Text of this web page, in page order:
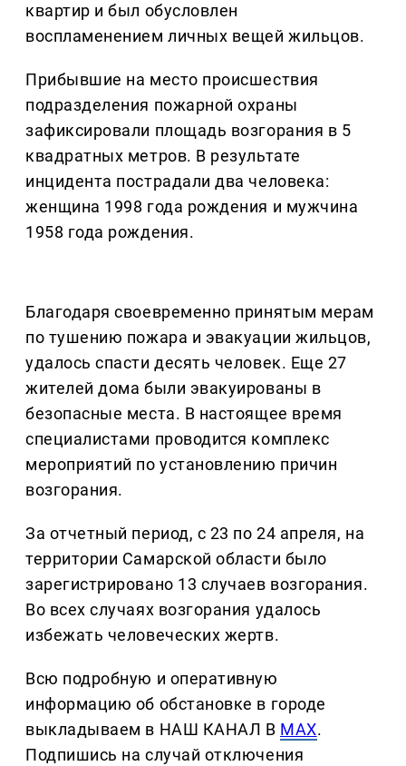
квартир и был обусловлен
воспламенением личных вещей жильцов.
Прибывшие на место происшествия
подразделения пожарной охраны
зафиксировали площадь возгорания в 5
квадратных метров. В результате
инцидента пострадали два человека:
женщина 1998 года рождения и мужчина
1958 года рождения.
Благодаря своевременно принятым мерам
по тушению пожара и эвакуации жильцов,
удалось спасти десять человек. Еще 27
жителей дома были эвакуированы в
безопасные места. В настоящее время
специалистами проводится комплекс
мероприятий по установлению причин
возгорания.
За отчетный период, с 23 по 24 апреля, на
территории Самарской области было
зарегистрировано 13 случаев возгорания.
Во всех случаях возгорания удалось
избежать человеческих жертв.
Всю подробную и оперативную
информацию об обстановке в городе
выкладываем в НАШ КАНАЛ В MAX.
Подпишись на случай отключения